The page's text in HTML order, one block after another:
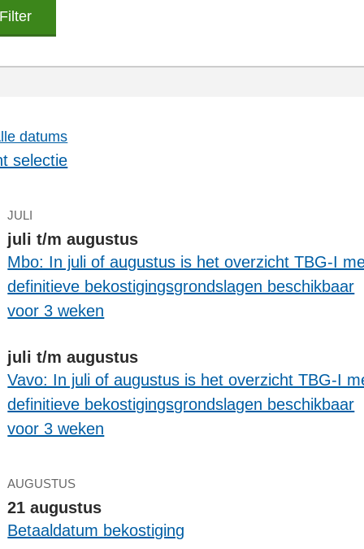
Filter
datums
selectie
JULI
juli t/m augustus
Mbo: In juli of augustus is het overzicht TBG-I
definitieve bekostigingsgrondslagen beschikbaar
voor 3 weken
juli t/m augustus
Vavo: In juli of augustus is het overzicht TBG-I
definitieve bekostigingsgrondslagen beschikbaar
voor 3 weken
AUGUSTUS
21 augustus
Betaaldatum bekostiging